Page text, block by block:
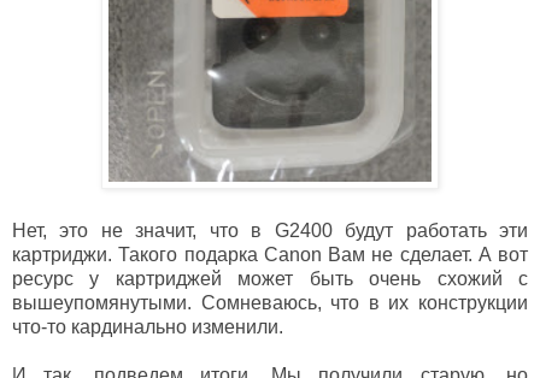
Нет, это не значит, что в G2400 будут работать эти
картриджи. Такого подарка Canon Вам не сделает. А вот
ресурс у картриджей может быть очень схожий с
вышеупомянутыми. Сомневаюсь, что в их конструкции
что-то кардинально изменили.